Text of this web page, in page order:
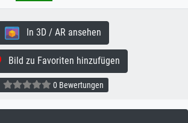
In 3D / AR ansehen
Bild zu Favoriten hinzufügen
0 Bewertungen